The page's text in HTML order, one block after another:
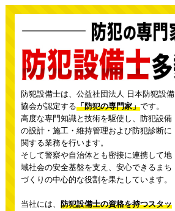
防犯設備士は、公益社団法人 日本防犯設備
協会が認定する「防犯の専門家」です。
高度な専門知識と技術を駆使し、防犯設備
の設計・施工・維持管理および防犯診断に
関する業務を行います。
そして警察や自治体とも密接に連携して地
域社会の安全基盤を支え、 安心できるまち
づくりの中心的な役割を果たしています。
当社には、 防犯設備士の資格を持つスタッ